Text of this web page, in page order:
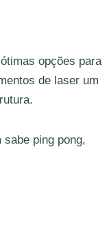
opções para
de laser um
ping pong,